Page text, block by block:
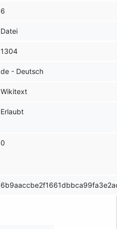
6
Datei
1304
de - Deutsch
Wikitext
Erlaubt
0